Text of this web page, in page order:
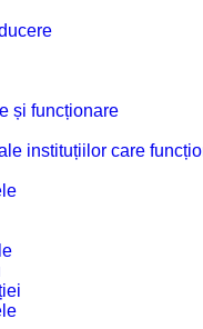
și funcționare
instituțiilor care